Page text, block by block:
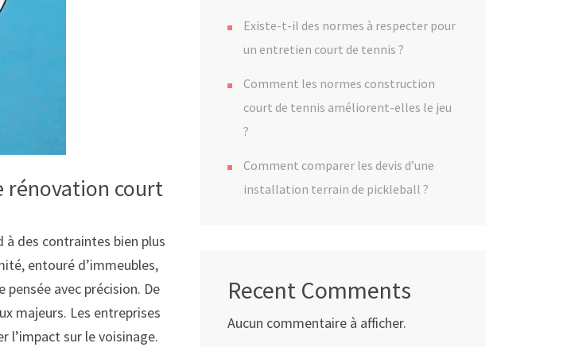
rénovation court
à des contraintes bien plus
entouré d’immeubles,
avec précision. De
majeurs. Les entreprises
l’impact sur le voisinage.
Existe-t-il des normes à respecter pour
un entretien court de tennis ?
Comment les normes construction
court de tennis améliorent-elles le jeu
?
Comment comparer les devis d’une
installation terrain de pickleball ?
Recent Comments
Aucun commentaire à afficher.